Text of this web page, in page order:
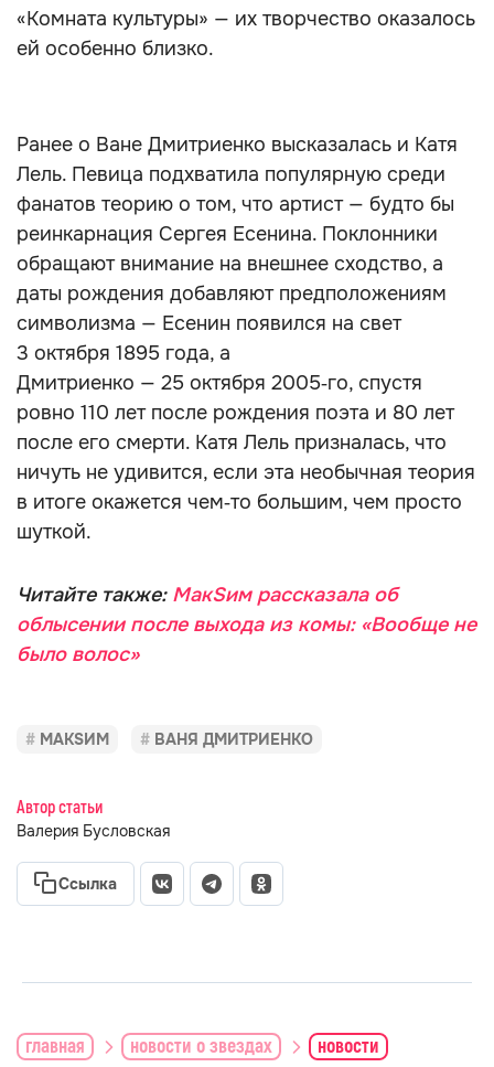
«Комната культуры» — их творчество оказалось
ей особенно близко.
Ранее о Ване Дмитриенко высказалась и Катя
Лель. Певица подхватила популярную среди
фанатов теорию о том, что артист — будто бы
реинкарнация Сергея Есенина. Поклонники
обращают внимание на внешнее сходство, а
даты рождения добавляют предположениям
символизма — Есенин появился на свет
3 октября 1895 года, а
Дмитриенко — 25 октября 2005‑го, спустя
ровно 110 лет после рождения поэта и 80 лет
после его смерти. Катя Лель призналась, что
ничуть не удивится, если эта необычная теория
в итоге окажется чем‑то большим, чем просто
шуткой.
Читайте также: МакSим рассказала об
облысении после выхода из комы: «Вообще не
было волос»
МАКSИМ ВАНЯ ДМИТРИЕНКО
Автор статьи
Валерия Бусловская
Ссылка
главная новости о звездах новости